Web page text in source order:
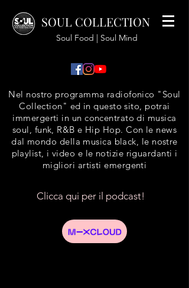
SOUL COLLECTION
Soul Food | Soul Mind
Nel nostro programma radiofonico "Soul
Collection" ed in questo sito, potrai
immergerti in un concentrato di musica
soul, funk, R&B e Hip Hop. Con le news
dal mondo della musica black, le nostre
playlist, i video e le notizie riguardanti i
migliori artisti emergenti
Clicca qui per il podcast!